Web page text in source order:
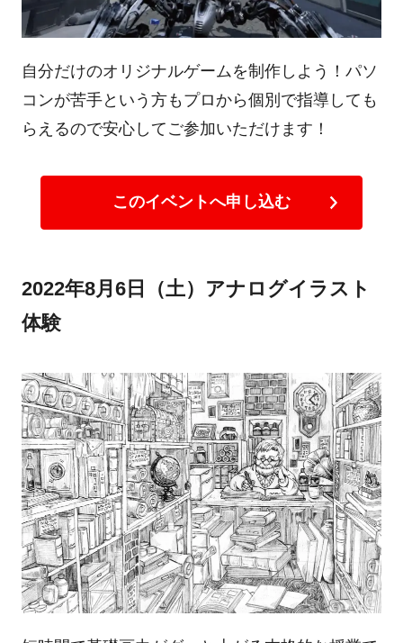
自分だけのオリジナルゲームを制作しよう！パソ
コンが苦手という方もプロから個別で指導しても
らえるので安心してご参加いただけます！
このイベントへ申し込む
2022年8月6日（土）アナログイラスト
体験